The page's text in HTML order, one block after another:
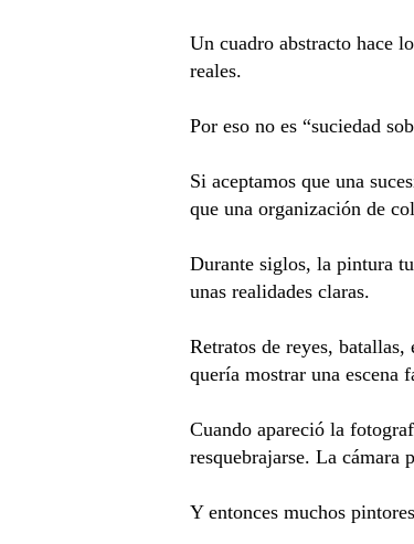
Un cuadro abstracto hace
reales.
Por eso no es “suciedad
Si aceptamos que una
que una organización de
Durante siglos, la pintura
unas realidades claras.
Retratos de reyes,
quería mostrar una escena
Cuando apareció la
resquebrajarse. La cámara
Y entonces muchos